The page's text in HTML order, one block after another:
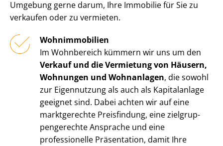
Umgebung gerne darum, Ihre Immobilie für Sie zu
verkaufen oder zu vermieten.
Wohnimmobilien
Im Wohnbereich kümmern wir uns um den
Verkauf und die Vermietung von Häusern,
Wohnungen und Wohnanlagen, die sowohl
zur Eigennutzung als auch als Kapitalanlage
geeignet sind. Dabei achten wir auf eine
marktgerechte Preisfindung, eine ziel­grup­
pen­ge­rech­te Ansprache und eine
professionelle Präsentation, damit Ihre